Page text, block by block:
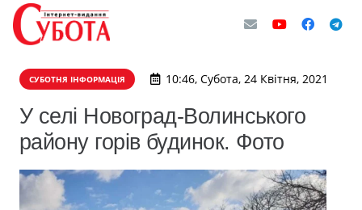
СУБОТНЯ ІНФОРМАЦІЯ 10:46, Субота, 24 Квітня, 2021
У селі Новоград-Волинського
району горів будинок. Фото